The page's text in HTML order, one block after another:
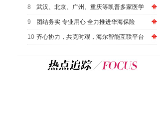
8 武汉、北京、广州、重庆等凯普多家医学
9 团结务实 专业用心 全力推进华海保险
10 齐心协力，共克时艰，海尔智能互联平台